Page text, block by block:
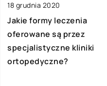
18 grudnia 2020
Jakie formy leczenia
oferowane są przez
specjalistyczne kliniki
ortopedyczne?